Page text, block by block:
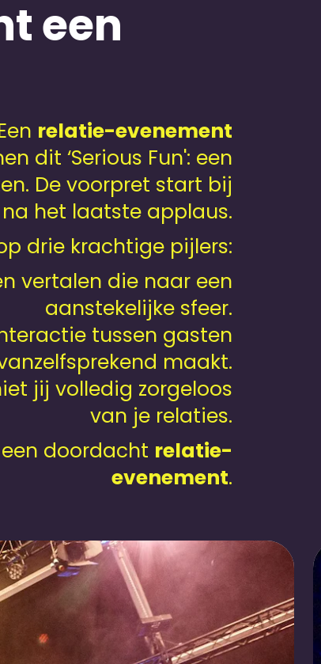
een
relatie-evenement
dit ‘Serious Fun': een
De voorpret start bij
het laatste applaus.
drie krachtige pijlers:
vertalen die naar een
aanstekelijke sfeer.
tussen gasten
maakt.
jij volledig zorgeloos
van je relaties.
doordacht relatie-
evenement.